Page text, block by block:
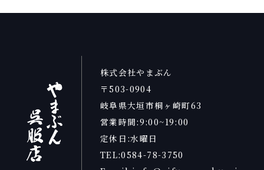
株式会社やまぶん
〒503-0904
岐阜県大垣市桐ヶ崎町63
営業時間:9:00~19:00
定休日:水曜日
TEL:0584-78-3750